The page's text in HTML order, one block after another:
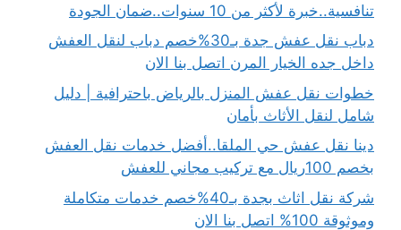
تنافسية..خبرة لأكثر من 10 سنوات..ضمان الجودة
دباب نقل عفش جدة بـ30%خصم دباب لنقل العفش
داخل جده الخيار المرن اتصل بنا الان
خطوات نقل عفش المنزل بالرياض باحترافية | دليل
شامل لنقل الأثاث بأمان
دينا نقل عفش حي الملقا..أفضل خدمات نقل العفش
بخصم 100ريال مع تركيب مجاني للعفش
شركة نقل اثاث بجدة بـ40%خصم خدمات متكاملة
وموثوقة 100% اتصل بنا الان